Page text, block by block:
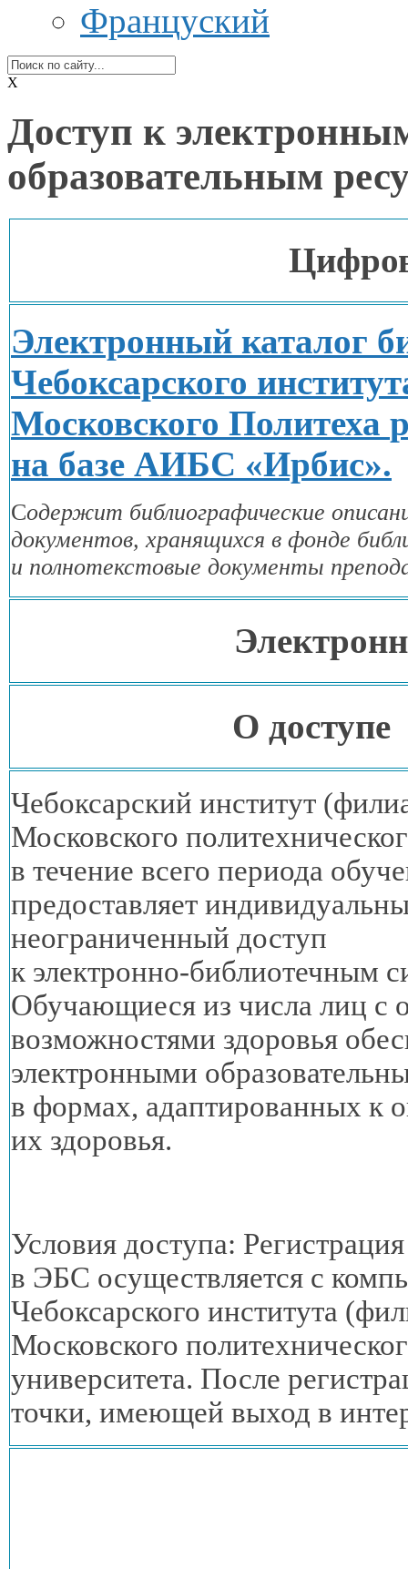
Француский
X
Доступ к
образовательным
Электронный каталог
Чебоксарского
Московского Политеха
на базе АИБС «Ирбис».
Содержит библиографические
документов, хранящихся в фонде
и полнотекстовые документы
О доступе
Чебоксарский институт
Московского
в течение всего периода
предоставляет
неограниченный доступ
к электронно-библиотечным
Обучающиеся из числа лиц с
возможностями здоровья
электронными
в формах, адаптированных к
их здоровья.
Условия доступа:
в ЭБС осуществляется с
Чебоксарского института
Московского
университета. После
точки, имеющей выход в